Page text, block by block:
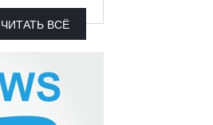
ЧИТАТЬ ВСЁ